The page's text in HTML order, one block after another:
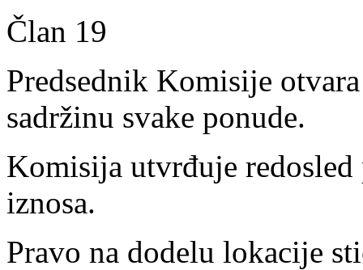
Član 19
Predsednik Komisije
sadržinu svake ponude.
Komisija utvrđuje
iznosa.
Pravo na dodelu lokacije